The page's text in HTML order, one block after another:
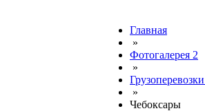
Главная
»
Фотогалерея 2
»
»
Чебоксары